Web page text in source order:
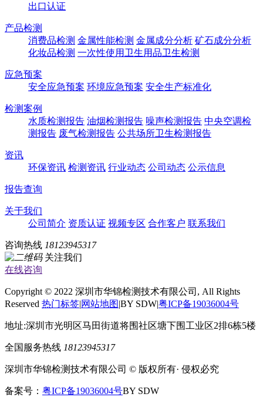
出口认证
产品检测
消费品检测 金属性能检测 金属成分分析 矿石成分分析
化妆品检测 一次性使用卫生用品卫生检测
应急预案
安全应急预案 环境应急预案 安全生产标准化
检测案例
水质检测报告 油烟检测报告 噪声检测报告 中央空调检
测报告 废气检测报告 公共场所卫生检测报告
资讯
环保资讯 检测资讯 行业动态 公司动态 公示信息
报告查询
关于我们
公司简介 资质认证 视频专区 合作客户 联系我们
咨询热线 18123945317
关注我们
在线咨询
Copyright © 2022 深圳市华锦检测技术有限公司, All Rights
Reserved 热门标签|网站地图|BY SDW|粤ICP备19036004号
地址:深圳市光明区马田街道将围社区塘下围工业区2排6栋5楼
全国服务热线 18123945317
深圳市华锦检测技术有限公司 © 版权所有· 侵权必究
备案号： 粤ICP备19036004号BY SDW